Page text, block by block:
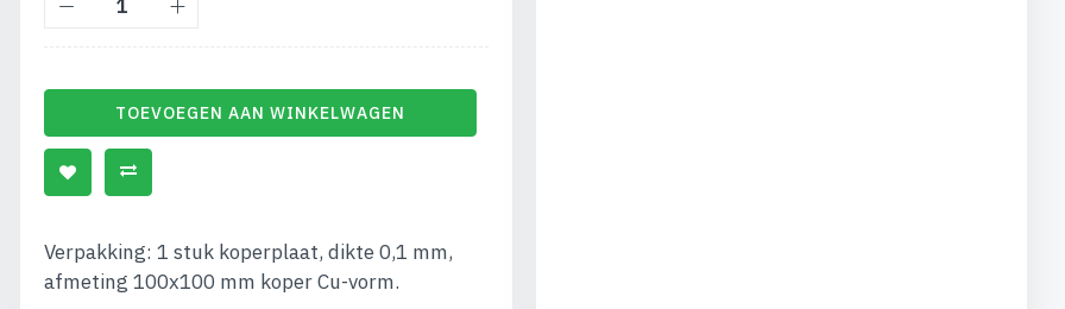
TOEVOEGEN AAN WINKELWAGEN
Verpakking: 1 stuk koperplaat, dikte 0,1 mm,
afmeting 100x100 mm koper Cu-vorm.